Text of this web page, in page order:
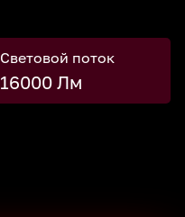
Световой поток
16000 Лм